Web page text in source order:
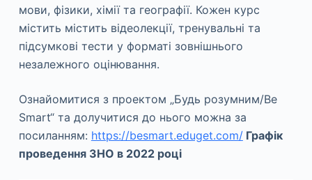
мови, фізики, хімії та географії. Кожен курс
містить містить відеолекції, тренувальні та
підсумкові тести у форматі зовнішнього
незалежного оцінювання.
Ознайомитися з проектом „Будь розумним/Be
Smart“ та долучитися до нього можна за
посиланням: https://besmart.eduget.com/Графік
проведення ЗНО в 2022 році